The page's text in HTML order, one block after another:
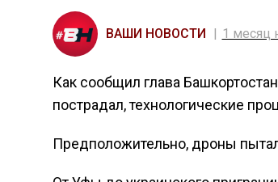
ВАШИ НОВОСТИ 1 месяц
Как сообщил глава
пострадал, технологические
Предположительно, дроны